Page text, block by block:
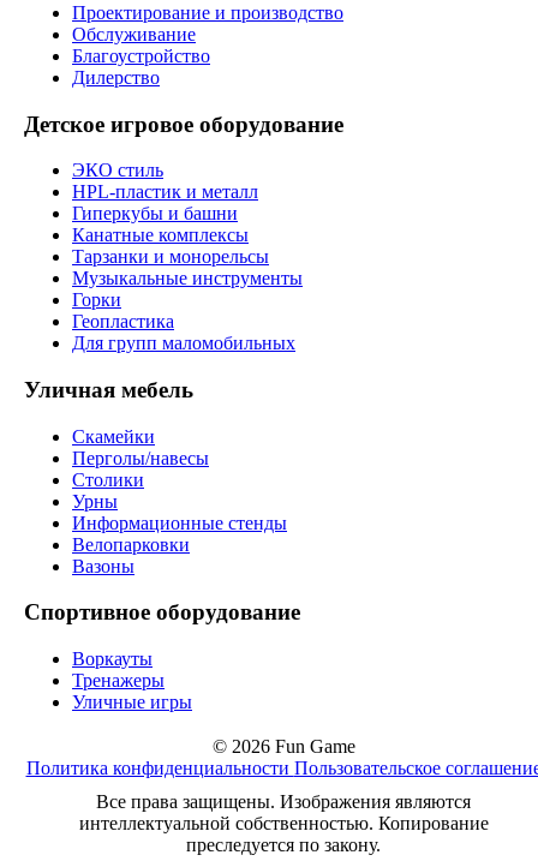
Проектирование и производство
Обслуживание
Благоустройство
Дилерство
Детское игровое оборудование
ЭКО стиль
HPL-пластик и металл
Гиперкубы и башни
Канатные комплексы
Тарзанки и монорельсы
Музыкальные инструменты
Горки
Геопластика
Для групп маломобильных
Уличная мебель
Скамейки
Перголы/навесы
Столики
Урны
Информационные стенды
Велопарковки
Вазоны
Спортивное оборудование
Воркауты
Тренажеры
Уличные игры
© 2026 Fun Game
Политика конфиденциальности Пользовательское
Все права защищены. Изображения являются
интеллектуальной собственностью. Копирование
преследуется по закону.